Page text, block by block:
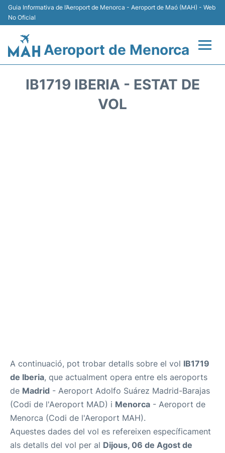
Guia Informativa de l’Aeroport de Menorca - Aeroport de Maó (MAH) - Web
No Oficial
Aeroport de Menorca
IB1719 IBERIA - ESTAT DE
VOL
A continuació, pot trobar detalls sobre el vol IB1719
de Iberia, que actualment opera entre els aeroports
de Madrid - Aeroport Adolfo Suárez Madrid-Barajas
(Codi de l'Aeroport MAD) i Menorca - Aeroport de
Menorca (Codi de l'Aeroport MAH).
Aquestes dades del vol es refereixen específicament
als detalls del vol per al Dijous, 06 de Agost de